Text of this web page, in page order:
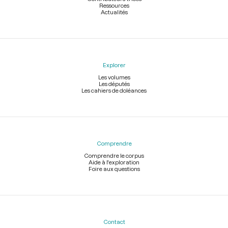
Ressources
Actualités
Explorer
Les volumes
Les députés
Les cahiers de doléances
Comprendre
Comprendre le corpus
Aide à l'exploration
Foire aux questions
Contact